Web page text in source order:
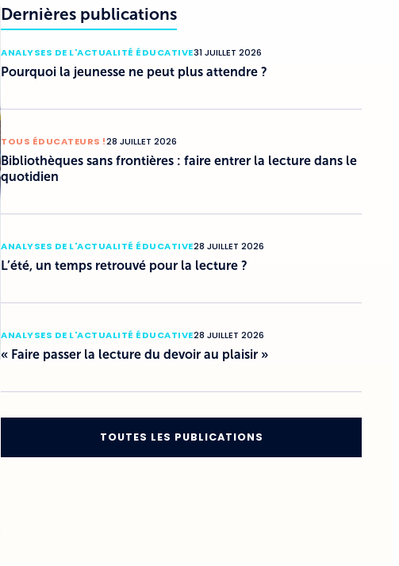
Dernières publications
ANALYSES DE L'ACTUALITÉ ÉDUCATIVE31 JUILLET 2026
Pourquoi la jeunesse ne peut plus attendre ?
TOUS ÉDUCATEURS !28 JUILLET 2026
Bibliothèques sans frontières : faire entrer la lecture dans le
quotidien
ANALYSES DE L'ACTUALITÉ ÉDUCATIVE28 JUILLET 2026
L’été, un temps retrouvé pour la lecture ?
ANALYSES DE L'ACTUALITÉ ÉDUCATIVE28 JUILLET 2026
« Faire passer la lecture du devoir au plaisir »
TOUTES LES PUBLICATIONS